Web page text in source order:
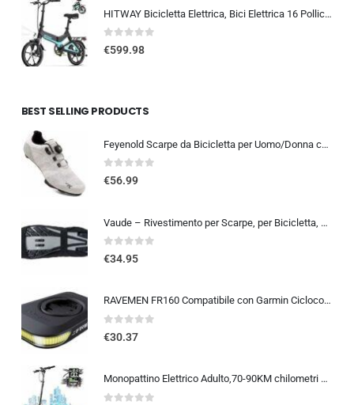
HITWAY Bicicletta Elettrica, Bici Elettrica 16 Pollici, Pieghevole E BIKE Batteria 36V/7,8Ah, Motore 250W, Massima 25km/h,…
0out of 5
€599.98
BEST SELLING PRODUCTS
Feyenold Scarpe da Bicicletta per Uomo/Donna compatibili con Peloton,Compatibile con l’installazione Look &SPD SPD-SL Lock Tr
0out of 5
€56.99
Vaude – Rivestimento per Scarpe, per Bicicletta, Gaiter
0out of 5
€34.95
RAVEMEN FR160 Compatibile con Garmin Ciclocomputer, 6 modalità di illuminazione Ciclismo Accessori per Luce Lampeggiante di a
0out of 5
€30.37
Monopattino Elettrico Adulto,70-90KM chilometri Capacità Della Batteria 48V 26Ah,Carico Massimo 150 kg, Pneumatici Da 10 Pollici, Mezzo pieghevole per spostamenti su lunghe distanze